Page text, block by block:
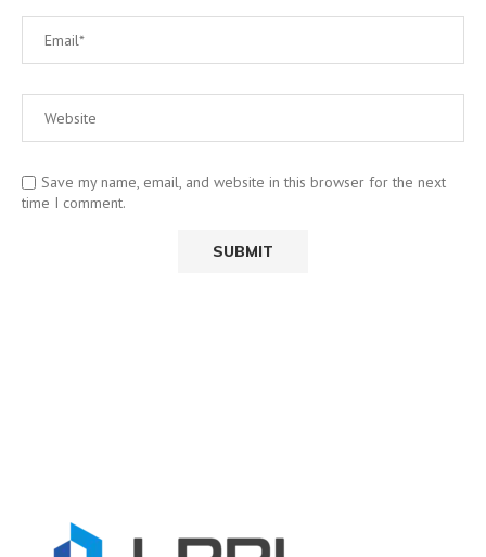
Save my name, email, and website in this browser for the next
time I comment.